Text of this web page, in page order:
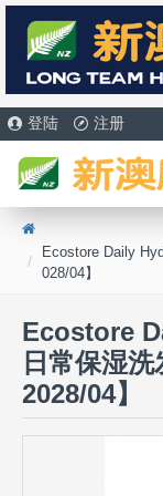
登陆 注册
Ecostore Daily
028/04】
Ecostore
日常保湿
2028/04】